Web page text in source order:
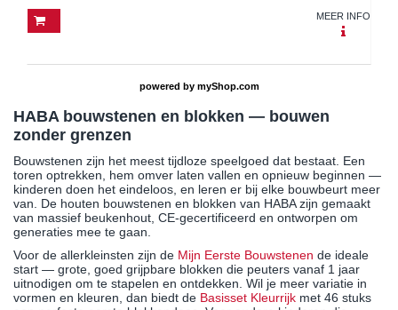
MEER INFO
powered by myShop.com
HABA bouwstenen en blokken — bouwen
zonder grenzen
Bouwstenen zijn het meest tijdloze speelgoed dat bestaat. Een
toren optrekken, hem omver laten vallen en opnieuw beginnen —
kinderen doen het eindeloos, en leren er bij elke bouwbeurt meer
van. De houten bouwstenen en blokken van HABA zijn gemaakt
van massief beukenhout, CE-gecertificeerd en ontworpen om
generaties mee te gaan.
Voor de allerkleinsten zijn de Mijn Eerste Bouwstenen de ideale
start — grote, goed grijpbare blokken die peuters vanaf 1 jaar
uitnodigen om te stapelen en ontdekken. Wil je meer variatie in
vormen en kleuren, dan biedt de Basisset Kleurrijk met 46 stuks